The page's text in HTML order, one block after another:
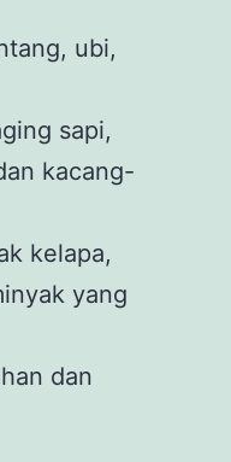
ubi,
sapi,
kacang-
kelapa,
yang
dan